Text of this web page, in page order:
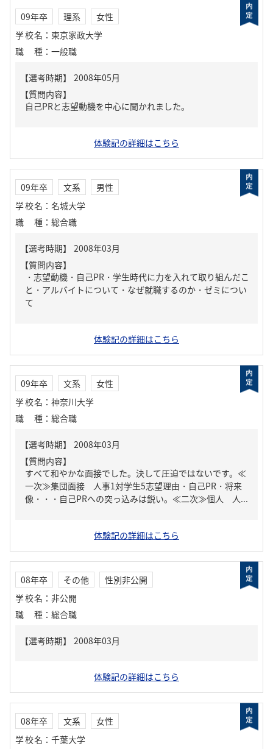
09年卒 理系
女性
学校名 ： 東京家政大学
職種 ： 一般職
【質問内容】
自己PRと志望動機を中心に聞かれました。
体験記の詳細はこちら
09年卒 文系
男性
学校名 ： 名城大学
職種 ： 総合職
【質問内容】
・志望動機・自己PR・学生時代に力を入れて取り組んだこ
と・アルバイトについて・なぜ就職するのか・ゼミについ
て
体験記の詳細はこちら
09年卒 文系
女性
学校名 ： 神奈川大学
職種 ： 総合職
【質問内容】
すべて和やかな面接でした。決して圧迫ではないです。≪
一次≫集団面接 人事1対学生5志望理由・自己PR・将来
像・・・自己PRへの突っ込みは鋭い。≪二次≫個人 人...
体験記の詳細はこちら
08年卒 その他
性別非公開
学校名 ： 非公開
職種 ： 総合職
体験記の詳細はこちら
08年卒 文系
女性
学校名 ： 千葉大学